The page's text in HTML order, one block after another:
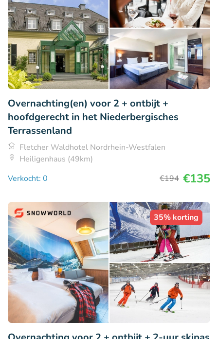
Overnachting(en) voor 2 + ontbijt +
hoofdgerecht in het Niederbergisches
Terrassenland
Fletcher Waldhotel Nordrhein-Westfalen
Heiligenhaus (49km)
Verkocht: 0
€194 €135
35% korting